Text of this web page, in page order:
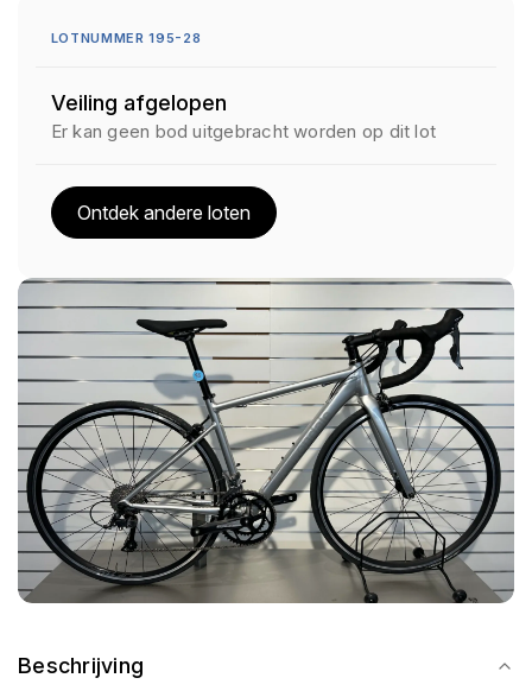
Beschrijving
LOTNUMMER 195-28
Veiling afgelopen
Er kan geen bod uitgebracht worden op dit lot
Ontdek andere loten